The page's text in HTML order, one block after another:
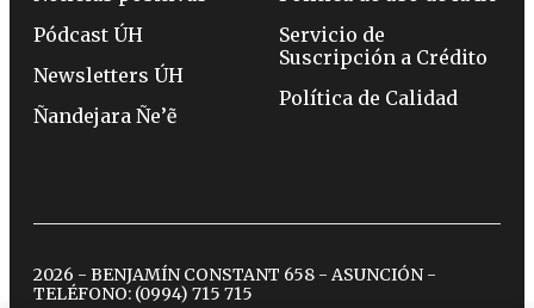
Pódcast ÚH
Newsletters ÚH
Ñandejara Ñe’ẽ
Servicio de
Suscripción a Crédito
Política de Calidad
2026 - BENJAMÍN CONSTANT 658 - ASUNCIÓN -
TELÉFONO: (0994) 715 715